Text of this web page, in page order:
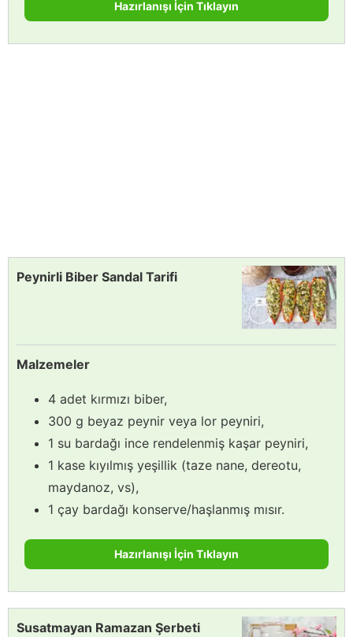
Hazırlanışı İçin Tıklayın
Peynirli Biber Sandal Tarifi
Malzemeler
4 adet kırmızı biber,
300 g beyaz peynir veya lor peyniri,
1 su bardağı ince rendelenmiş kaşar peyniri,
1 kase kıyılmış yeşillik (taze nane, dereotu,
maydanoz, vs),
1 çay bardağı konserve/haşlanmış mısır.
Hazırlanışı İçin Tıklayın
Susatmayan Ramazan Şerbeti